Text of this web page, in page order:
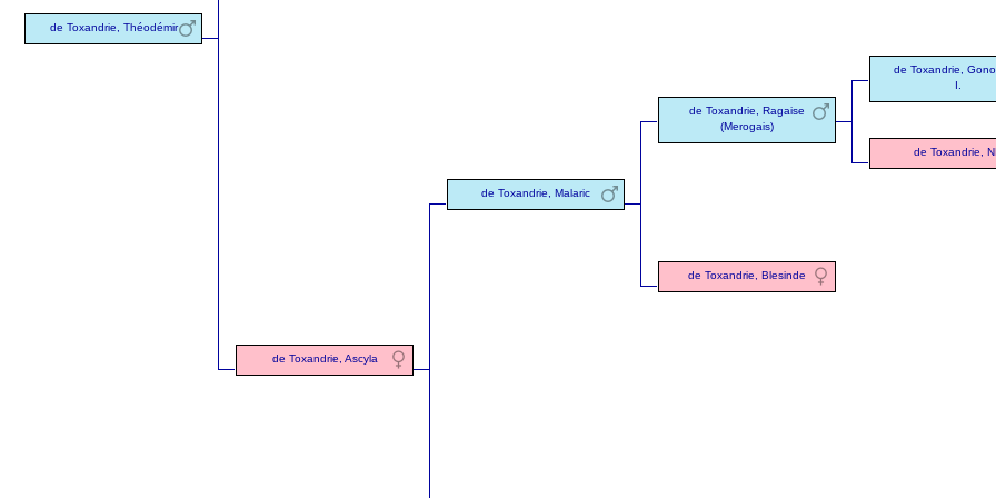
de Toxandrie, Théodémir
de Toxandrie, Ascyla
de Toxandrie, Malaric
de Toxandrie, Ragaise
(Merogais)
de Toxandrie,
I.
de Toxandrie,
de Toxandrie, Blesinde